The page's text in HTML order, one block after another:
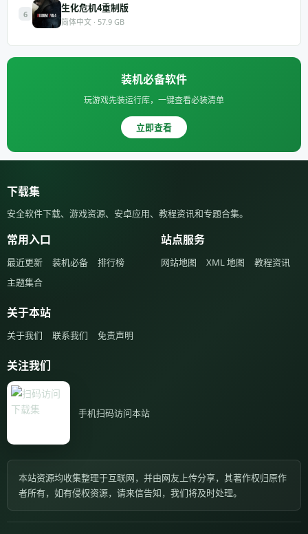
6
生化危机4重制版
简体中文 · 57.9 GB
装机必备软件
玩游戏先装运行库，一键查看必装清单
立即查看
下载集
安全软件下载、游戏资源、安卓应用、教程资讯和专题合集。
常用入口
最近更新 装机必备
排行榜
主题集合
站点服务
网站地图 XML 地图 教程资讯
关于本站
关于我们 联系我们 免责声明
关注我们
手机扫码访问本站
本站资源均收集整理于互联网，并由网友上传分享，其著作权归原作
者所有，如有侵权资源，请来信告知，我们将及时处理。